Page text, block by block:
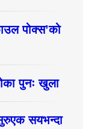
पोक्स’को
पुनः खुला
सयभन्दा